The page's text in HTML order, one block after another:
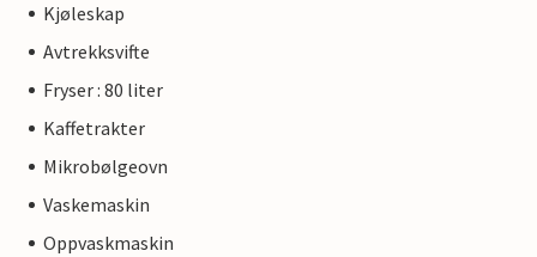
Kjøleskap
Avtrekksvifte
Fryser : 80 liter
Kaffetrakter
Mikrobølgeovn
Vaskemaskin
Oppvaskmaskin